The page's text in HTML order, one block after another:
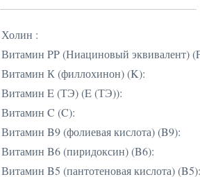
Холин :
Витамин PP (Ниациновый эквивалент)
Витамин К (филлохинон) (K):
Витамин E (ТЭ) (E (ТЭ)):
Витамин C (C):
Витамин B9 (фолиевая кислота) (B9):
Витамин B6 (пиридоксин) (B6):
Витамин B5 (пантотеновая кислота) (B5):